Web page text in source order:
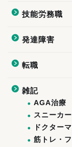
技能労務職
発達障害
転職
雑記
AGA治療
スニーカー
ドクター
筋トレ・